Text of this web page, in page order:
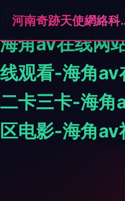
海角wwwYY-
海角av在线网
线观看-海角av
二卡三卡-海角
区电影-海角
河南奇跡